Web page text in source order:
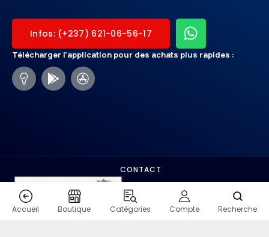
Infos: (+237) 621-06-56-17
Télécharger l'application pour des achats plus rapides :
CONTACT
Accueil Boutique Catégories Compte Recherche